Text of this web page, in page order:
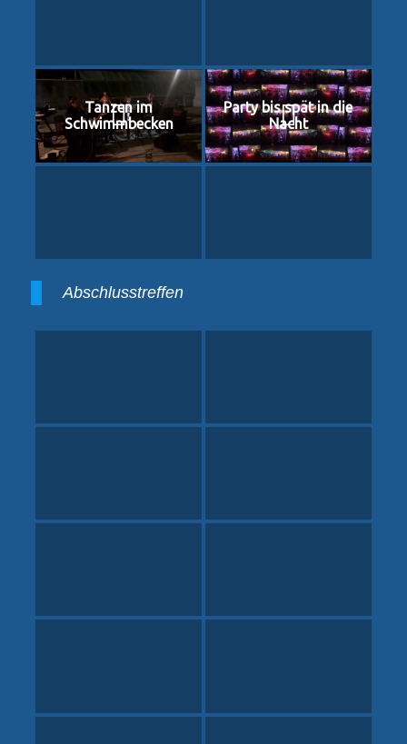
Tanzen im
Schwimmbecken
Party bis spät in die
Nacht
Abschlusstreffen